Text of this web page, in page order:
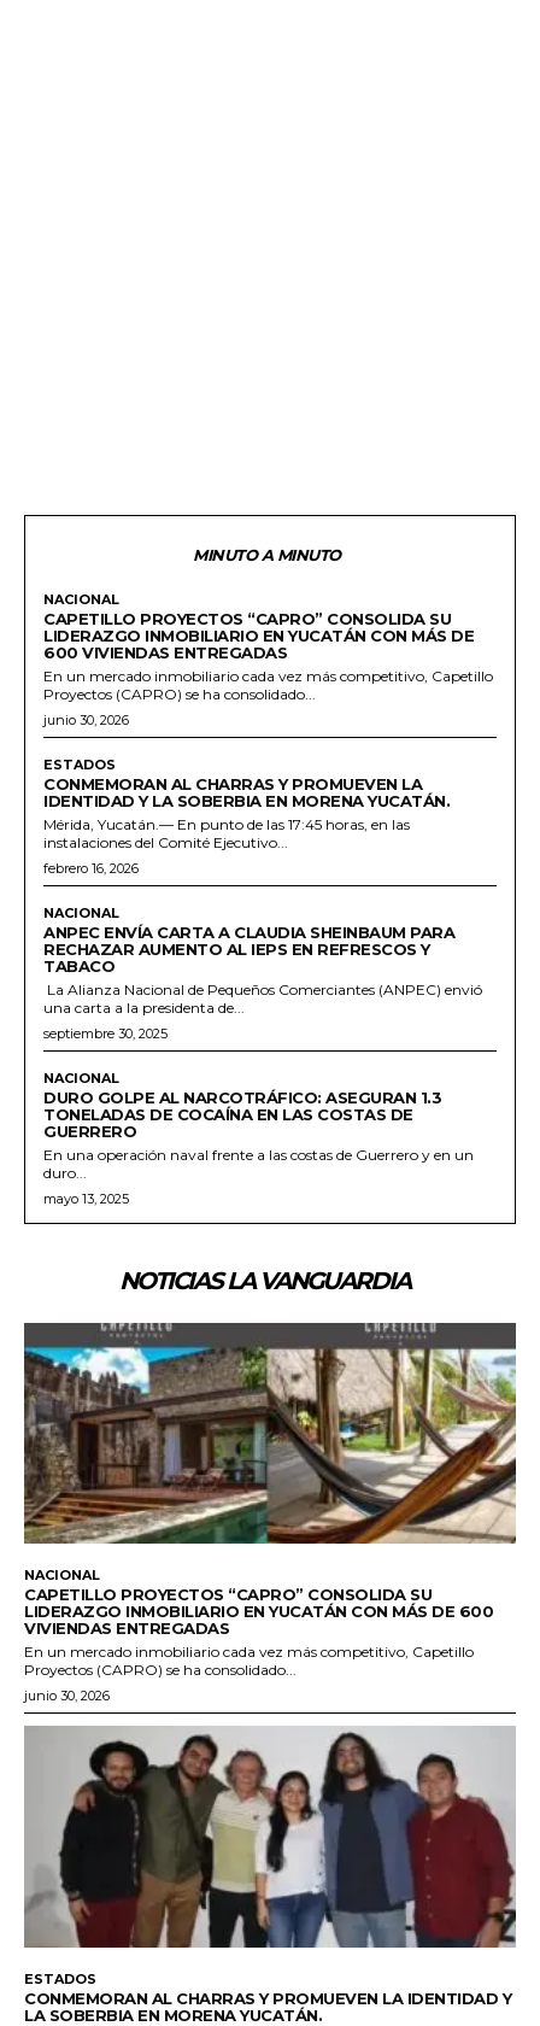
MINUTO A MINUTO
NACIONAL
CAPETILLO PROYECTOS “CAPRO” CONSOLIDA SU
LIDERAZGO INMOBILIARIO EN YUCATÁN CON MÁS DE
600 VIVIENDAS ENTREGADAS
En un mercado inmobiliario cada vez más competitivo, Capetillo
Proyectos (CAPRO) se ha consolidado...
junio 30, 2026
ESTADOS
CONMEMORAN AL CHARRAS Y PROMUEVEN LA
IDENTIDAD Y LA SOBERBIA EN MORENA YUCATÁN.
Mérida, Yucatán.— En punto de las 17:45 horas, en las
instalaciones del Comité Ejecutivo...
febrero 16, 2026
NACIONAL
ANPEC ENVÍA CARTA A CLAUDIA SHEINBAUM PARA
RECHAZAR AUMENTO AL IEPS EN REFRESCOS Y
TABACO
La Alianza Nacional de Pequeños Comerciantes (ANPEC) envió
una carta a la presidenta de...
septiembre 30, 2025
NACIONAL
DURO GOLPE AL NARCOTRÁFICO: ASEGURAN 1.3
TONELADAS DE COCAÍNA EN LAS COSTAS DE
GUERRERO
En una operación naval frente a las costas de Guerrero y en un
duro...
mayo 13, 2025
NOTICIAS LA VANGUARDIA
NACIONAL
CAPETILLO PROYECTOS “CAPRO” CONSOLIDA SU
LIDERAZGO INMOBILIARIO EN YUCATÁN CON MÁS DE 600
VIVIENDAS ENTREGADAS
En un mercado inmobiliario cada vez más competitivo, Capetillo
Proyectos (CAPRO) se ha consolidado...
junio 30, 2026
ESTADOS
CONMEMORAN AL CHARRAS Y PROMUEVEN LA IDENTIDAD Y
LA SOBERBIA EN MORENA YUCATÁN.